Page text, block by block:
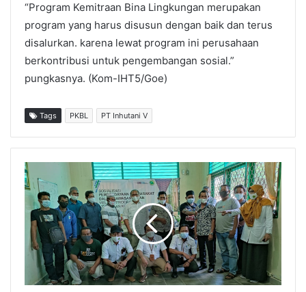
“Program Kemitraan Bina Lingkungan merupakan
program yang harus disusun dengan baik dan terus
disalurkan. karena lewat program ini perusahaan
berkontribusi untuk pengembangan sosial.”
pungkasnya. (Kom-IHT5/Goe)
Tags PKBL PT Inhutani V